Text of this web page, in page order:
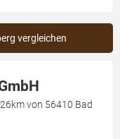
vergleichen
von 56410 Bad